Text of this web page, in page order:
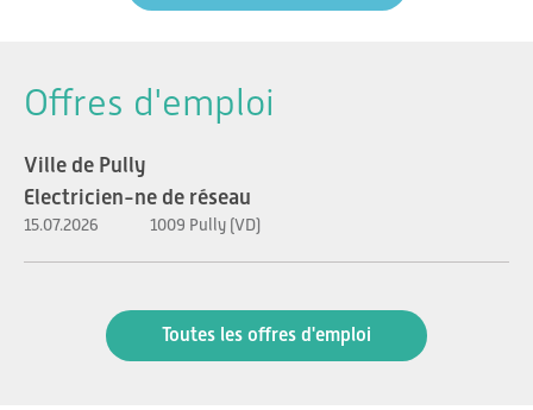
Offres d'emploi
Ville de Pully
Electricien-ne de réseau
15.07.2026 1009 Pully (VD)
Toutes les offres d'emploi